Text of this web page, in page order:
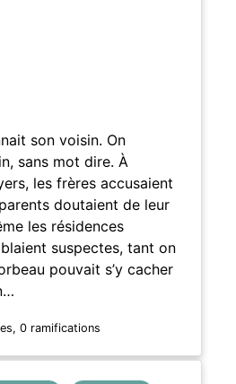
son voisin. On
sans mot dire. À
les frères accusaient
doutaient de leur
les résidences
suspectes, tant on
pouvait s’y cacher
0 ramifications